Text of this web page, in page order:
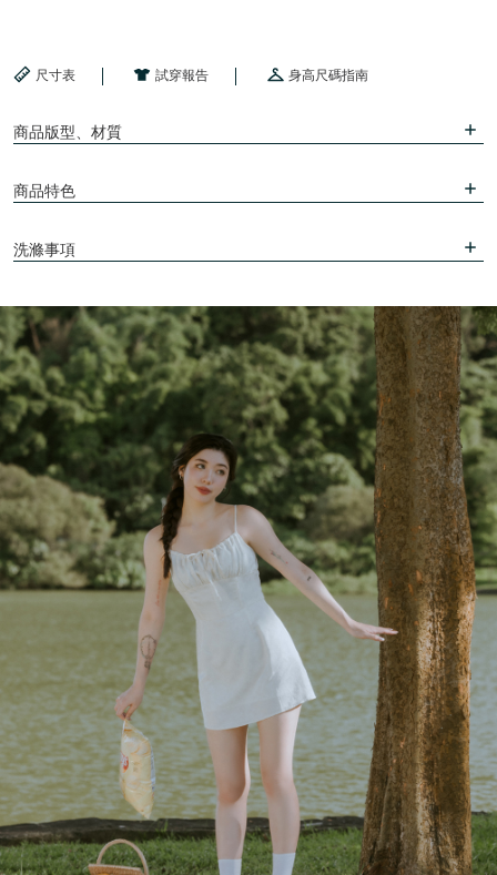
尺寸表 試穿報告 身高尺碼指南
商品版型、材質
商品特色
洗滌事項